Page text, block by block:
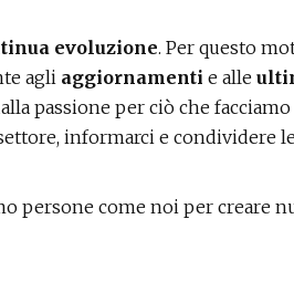
evoluzione. Per questo
agli aggiornamenti e alle
passione per ciò che facciamo
informarci e condividere
persone come noi per creare